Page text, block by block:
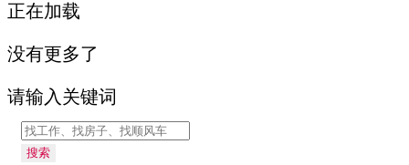
正在加载
没有更多了
请输入关键词
搜索